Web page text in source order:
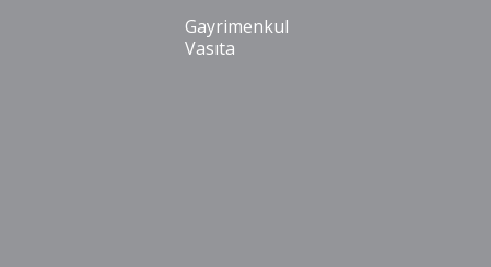
Gayrimenkul
Vasıta